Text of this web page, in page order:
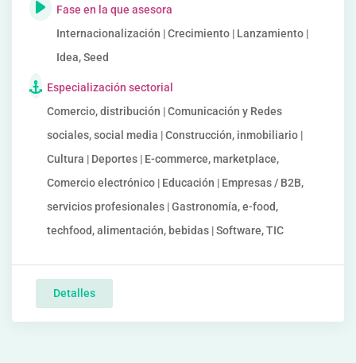
Fase en la que asesora
Internacionalización | Crecimiento | Lanzamiento |
Idea, Seed
Especialización sectorial
Comercio, distribución | Comunicación y Redes
sociales, social media | Construcción, inmobiliario |
Cultura | Deportes | E-commerce, marketplace,
Comercio electrónico | Educación | Empresas / B2B,
servicios profesionales | Gastronomía, e-food,
techfood, alimentación, bebidas | Software, TIC
Detalles